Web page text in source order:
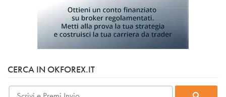
CERCA IN OKFOREX.IT